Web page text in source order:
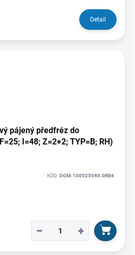
Detail
pájený předfréz do
I=48; Z=2+2; TYP=B; RH)
KÓD:DGM.100025048.0RB4
+
−